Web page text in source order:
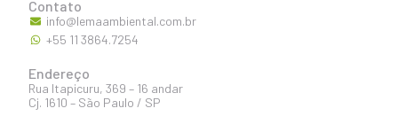
Contato
info@lemaambiental.com.br
+55 11 3864.7254
Endereço
Rua Itapicuru, 369 – 16 andar
Cj. 1610 – São Paulo / SP